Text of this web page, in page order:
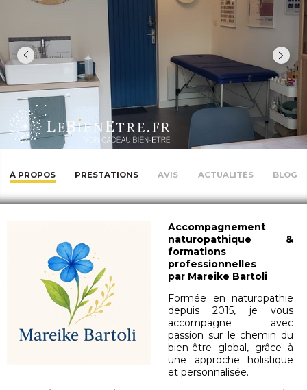
À PROPOS PRESTATIONS AVIS ACTUALITÉS BLOG
Accompagnement
naturopathique &
formations
professionnelles
par Mareike Bartoli
Formée en naturopathie
depuis 2015, je vous
accompagne avec
passion sur le chemin du
bien-être global, grâce à
une approche holistique
et personnalisée.